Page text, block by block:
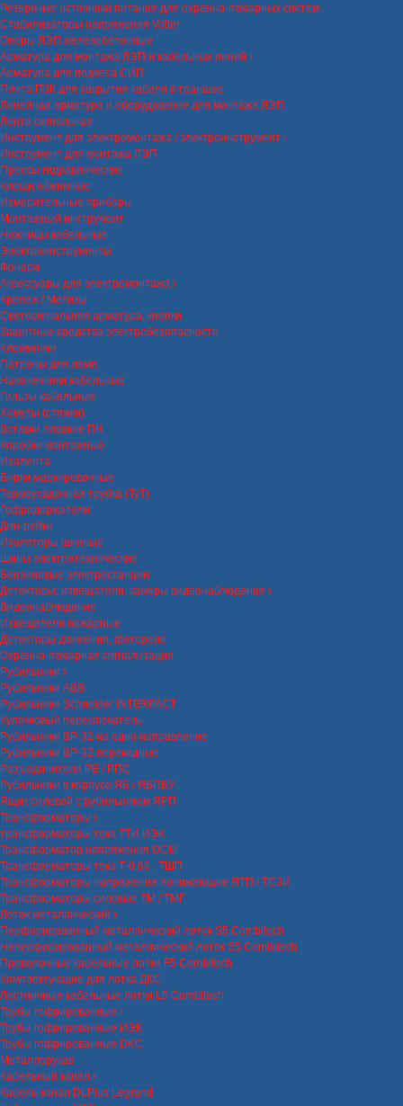
Резервные источники питания для охранно-пожарных систем
Стабилизаторы напряжения Volter
Опоры ЛЭП железобетонные
Арматура для монтажа ЛЭП и кабельных линий
Арматура для подвеса СИП
Плита ПЗК для закрытия кабеля в траншее
Линейная арматура и оборудование для монтажа ЛЭП
Лента сигнальная
Инструмент для электромонтажа / электроинструмент
Инструмент для монтажа ЛЭП
Прессы гидравлические
Клещи обжимные
Измерительные приборы
Монтажный инструмент
Ножницы кабельные
Электроинструменты
Фонари
Аксессуары для электромонтажа
Крепеж / Метизы
Светосигнальная арматура, кнопки
Защитные средства электробезопасности
Клеммники
Патроны для ламп
Наконечники кабельные
Гильзы кабельные
Хомуты (стяжки)
Вставки плавкие ПН
Коробки монтажные
Изолента
Бирки маркировочные
Термоусадочная трубка (ТуТ)
Гофродержатели
Дин-рейки
Изоляторы шинные
Шины электротехнические
Бензиновые электростанции
Детекторы, извещатели, камеры видеонаблюдения
Видеонаблюдение
Извещатели пожарные
Детекторы движения, фотореле
Охранно-пожарная сигнализация
Рубильники
Рубильники ABB
Рубильники Schneider INTERPACT
Кулачковый переключатель
Рубильники ВР-32 на одно направление
Рубильники ВР-32 перекидные
Разъединители РЕ / РПС
Рубильники в корпусе ЯБ / ЯБПВУ
Ящик силовой с рубильником ЯРП
Трансформаторы
трансформаторы тока ТТИ ИЭК
Трансформатор напряжения ОСМ
Трансформаторы тока Т-0.66 , ТШП
Трансформаторы напряжения понижающие ЯТП / ТСЗИ
Трансформаторы силовые ТМ / ТМГ
Лоток металлический
Перфорированный металлический лоток S5 Combitech
Неперфорированный металлический лоток S5 Combitech
Проволочные кабельные лотки F5 Combitech
Комплектующие для лотка ДКС
Лестничные кабельные лотки L5 Combitech
Трубы гофрированные
Трубы гофрированные ИЭК
Трубы гофрированные DKC
Металлорукав
Кабельный канал
Кабель-канал DLPlus Legrand